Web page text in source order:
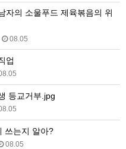
자의 소울푸드 제육볶음의 위
08.05
업
등교거부.jpg
쓰는지 알아?
08.05